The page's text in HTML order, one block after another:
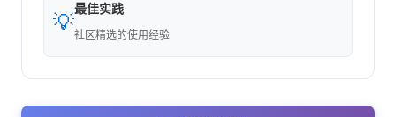
💡
最佳实践
社区精选的使用经验